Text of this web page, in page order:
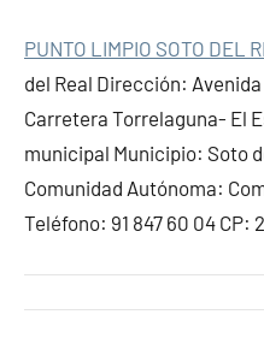
PUNTO LIMPIO SOTO DEL
del Real Dirección:
Carretera Torrelaguna- El
municipal Municipio: Soto
Comunidad Autónoma:
Teléfono: 91 847 60 04 CP: